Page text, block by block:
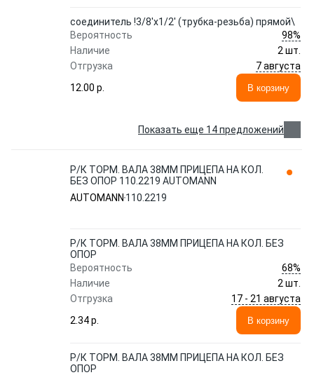
соединитель !3/8'x1/2' (трубка-резьба) прямой\
Вероятность
98%
Наличие
2 шт.
Отгрузка
7 августа
12.00 p.
В корзину
Показать еще 14 предложений
Р/К ТОРМ. ВАЛА 38ММ ПРИЦЕПА НА КОЛ.
БЕЗ ОПОР 110.2219 AUTOMANN
AUTOMANN 110.2219
Р/К ТОРМ. ВАЛА 38ММ ПРИЦЕПА НА КОЛ. БЕЗ
ОПОР
Вероятность
68%
Наличие
2 шт.
Отгрузка
17 - 21 августа
2.34 p.
В корзину
Р/К ТОРМ. ВАЛА 38ММ ПРИЦЕПА НА КОЛ. БЕЗ
ОПОР